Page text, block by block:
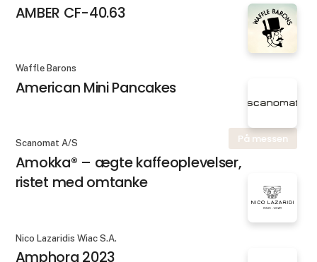
AMBER CF-40.63
Waffle Barons
American Mini Pancakes
På messen
Scanomat A/S
Amokka® – ægte kaffeoplevelser,
ristet med omtanke
Nico Lazaridis Wiac S.A.
Amphora 2023